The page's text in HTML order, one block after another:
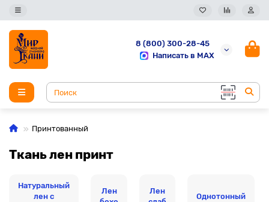
8 (800) 300-28-45
Написать в MAX
Принтованный
Ткань лен принт
Натуральный
лен с
Лен
Лен
Однотонный